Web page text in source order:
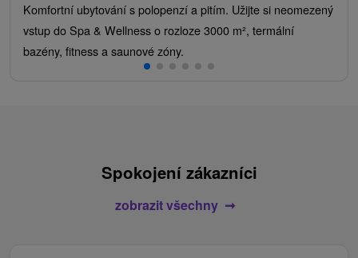
Komfortní ubytování s polopenzí a pitím. Užijte si neomezený
vstup do Spa & Wellness o rozloze 3000 m², termální
bazény, fitness a saunové zóny.
Spokojení zákazníci
zobrazit všechny